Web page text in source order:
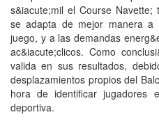
s&iacute;mil el Course
se adapta de mejor manera a
juego, y a las demandas
ac&iacute;clicos. Como
valida en sus resultados,
desplazamientos propios del
hora de identificar jugadores
deportiva.